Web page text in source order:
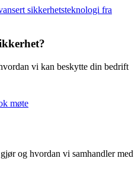
sikkerhetsteknologi fra
vi kan beskytte din bedrift
møte
og hvordan vi samhandler med